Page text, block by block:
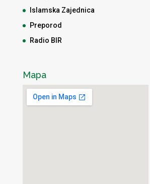
Islamska Zajednica
Preporod
Radio BIR
Mapa